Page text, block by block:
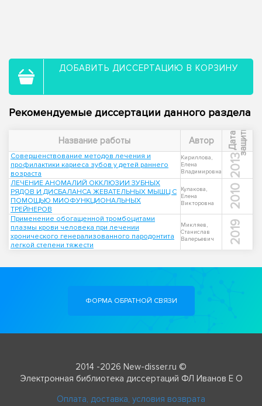
ДОБАВИТЬ ДИССЕРТАЦИЮ В КОРЗИНУ
Рекомендуемые диссертации данного раздела
Название работы Автор Д
а
т
а
з
а
щ
и
т ы
Совершенствование методов лечения и
профилактики кариеса зубов у детей раннего
возраста
Кириллова,
Елена
Владимировна
2013
ЛЕЧЕНИЕ АНОМАЛИЙ ОККЛЮЗИИ ЗУБНЫХ
РЯДОВ И ДИСБАЛАНСА ЖЕВАТЕЛЬНЫХ МЫШЦ С
ПОМОЩЬЮ МИОФУНКЦИОНАЛЬНЫХ
ТРЕЙНЕРОВ
Кулакова,
Елена
Викторовна
2010
Применение обогащенной тромбоцитами
плазмы крови человека при лечении
хронического генерализованного пародонтита
легкой степени тяжести
Микляев,
Станислав
Валерьевич
2019
ФОРМА ОБРАТНОЙ СВЯЗИ
2014 -2026 New-disser.ru ©
Электронная библиотека диссертаций ФЛ Иванов Е О
Оплата, доставка, условия возврата